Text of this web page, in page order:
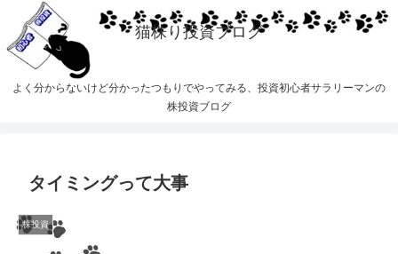
猫株り投資ブログ
よく分からないけど分かったつもりでやってみる、投資初心者サラリーマンの
株投資ブログ
タイミングって大事
株投資